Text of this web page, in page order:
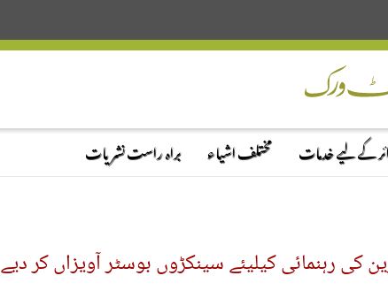
کے لیے خدمات مختلف اشیاء براہ راست نشریات
کی رہنمائی کیلیئے سینکڑوں بوسٹر آویزاں کر دیے